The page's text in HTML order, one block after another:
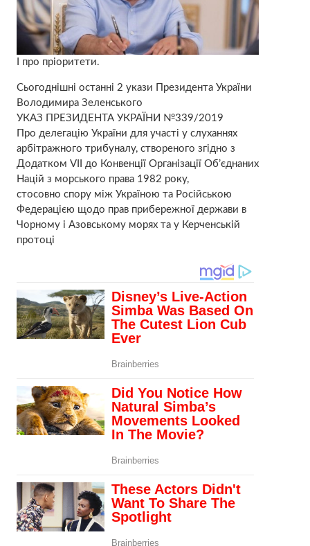
І про пріоритети.
Сьогоднішні останні 2 укази Президента України
Володимира Зеленського
УКАЗ ПРЕЗИДЕНТА УКРАЇНИ №339/2019
Про делегацію України для участі у слуханнях
арбітражного трибуналу, створеного згідно з
Додатком VII до Конвенції Організації Об’єднаних
Націй з морського права 1982 року,
стосовно спору між Україною та Російською
Федерацією щодо прав прибережної держави в
Чорному і Азовському морях та у Керченській
протоці